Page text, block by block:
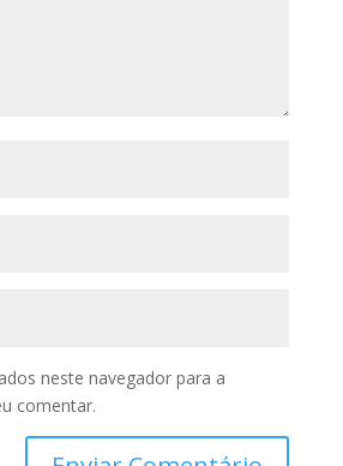
neste navegador para a
comentar.